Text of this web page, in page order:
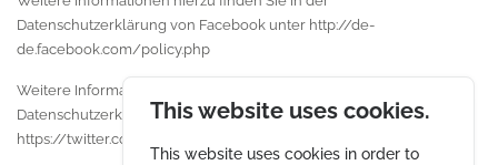
Datenschutzerklärung von Facebook unter http://de-
de.facebook.com/policy.php
Weitere Informationen hierzu finden Sie in der
Datenschutzerklärung von Twitter unter
https://twitter.com/de/privacy
This website uses cookies.
This website uses cookies in order to